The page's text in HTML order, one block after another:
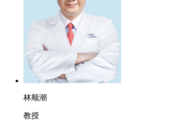
林顺潮
教授